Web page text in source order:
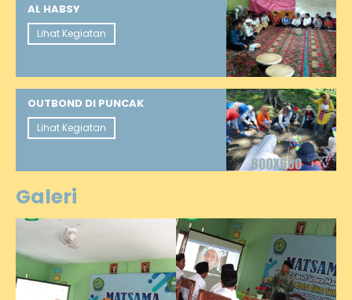
AL HABSY
Lihat Kegiatan
OUTBOND DI PUNCAK
Lihat Kegiatan
Galeri